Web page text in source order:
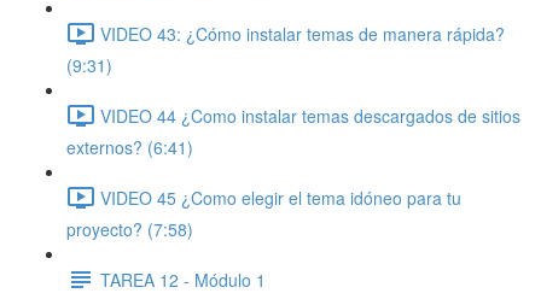
VIDEO 43: ¿Cómo instalar temas de manera rápida?
(9:31)
VIDEO 44 ¿Como instalar temas descargados de sitios
externos? (6:41)
VIDEO 45 ¿Como elegir el tema idóneo para tu
proyecto? (7:58)
TAREA 12 - Módulo 1